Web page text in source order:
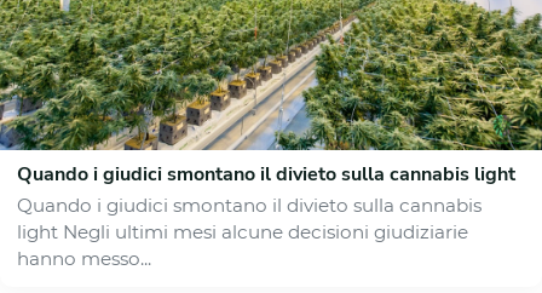
Quando i giudici smontano il divieto sulla cannabis light
Quando i giudici smontano il divieto sulla cannabis
light Negli ultimi mesi alcune decisioni giudiziarie
hanno messo...